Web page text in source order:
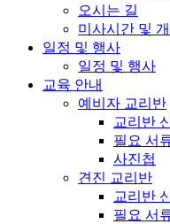
오시는 길
미사시간 및
일정 및 행사
일정 및 행사
교육 안내
예비자 교리반
교리반
필요 서
사진첩
견진 교리반
교리반
필요 서